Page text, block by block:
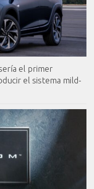
el primer
el sistema mild-